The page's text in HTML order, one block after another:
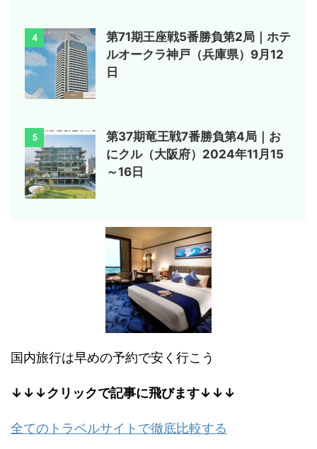
4
第71期王座戦5番勝負第2局｜ホテ
ルオークラ神戸（兵庫県）9月12
日
5
第37期竜王戦7番勝負第4局｜お
にクル（大阪府）2024年11月15
～16日
国内旅行は早めの予約で安く行こう
↓↓↓クリックで記事に飛びます↓↓↓
全てのトラベルサイトで徹底比較する